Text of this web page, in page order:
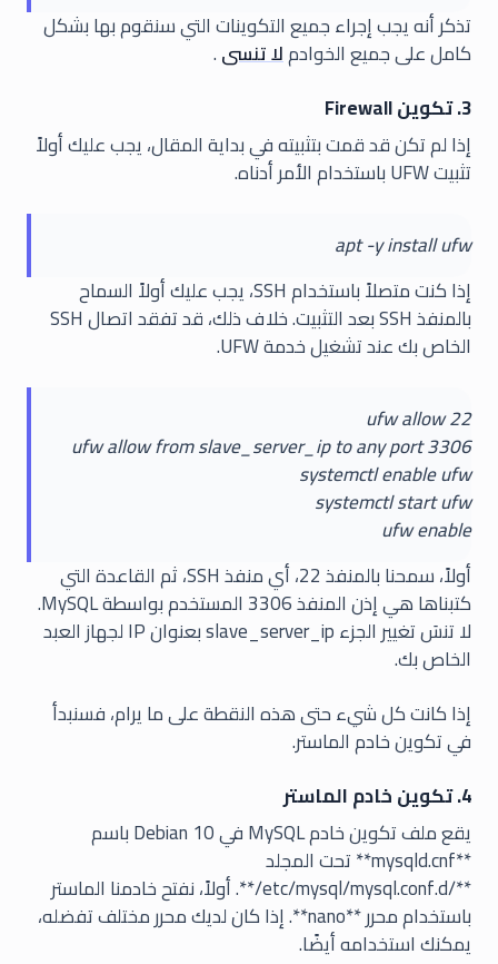
تذكر أنه يجب إجراء جميع التكوينات التي سنقوم بها بشكل
كامل على جميع الخوادملا تنسى.
3. تكوين Firewall
إذا لم تكن قد قمت بتثبيته في بداية المقال، يجب عليك أولاً
تثبيت UFW باستخدام الأمر أدناه.
apt -y install ufw
إذا كنت متصلاً باستخدام SSH، يجب عليك أولاً السماح
بالمنفذ SSH بعد التثبيت. خلاف ذلك، قد تفقد اتصال SSH
الخاص بك عند تشغيل خدمة UFW.
ufw allow 22
ufw allow from slave_server_ip to any port 3306
systemctl enable ufw
systemctl start ufw
ufw enable
أولاً، سمحنا بالمنفذ 22، أي منفذ SSH، ثم القاعدة التي
كتبناها هي إذن المنفذ 3306 المستخدم بواسطة MySQL.
لا تنسَ تغيير الجزء slave_server_ip بعنوان IP لجهاز العبد
الخاص بك.
إذا كانت كل شيء حتى هذه النقطة على ما يرام، فسنبدأ
في تكوين خادم الماستر.
4. تكوين خادم الماستر
يقع ملف تكوين خادم MySQL في Debian 10 باسم
**mysqld.cnf** تحت المجلد
**/etc/mysql/mysql.conf.d/**. أولاً، نفتح خادمنا الماستر
باستخدام محرر **nano**. إذا كان لديك محرر مختلف تفضله،
يمكنك استخدامه أيضًا.